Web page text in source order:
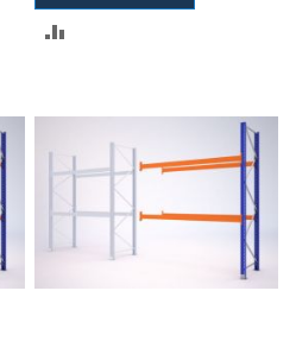
POROVNÁNÍ